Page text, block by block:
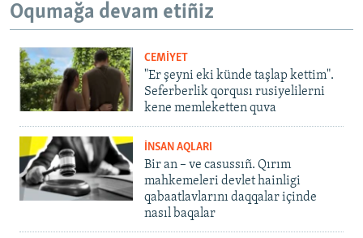
Oqumağa devam etiñiz
CEMİYET
"Er şeyni eki künde taşlap kettim".
Seferberlik qorqusı rusiyelilerni
kene memleketten quva
İNSAN AQLARI
Bir an – ve casussıñ. Qırım
mahkemeleri devlet hainligi
qabaatlavlarını daqqalar içinde
nasıl baqalar